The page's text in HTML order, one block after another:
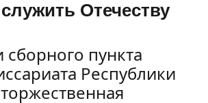
Отечеству
пункта
Республики